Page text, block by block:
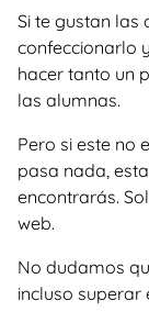
Si te gustan las
confeccionarlo
hacer tanto un
las alumnas.
Pero si este no
pasa nada,
encontrarás.
web.
No dudamos
incluso superar